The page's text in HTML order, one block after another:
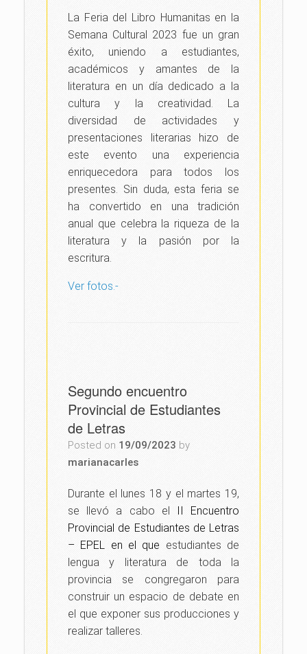
La Feria del Libro Humanitas en la
Semana Cultural 2023 fue un gran
éxito, uniendo a estudiantes,
académicos y amantes de la
literatura en un día dedicado a la
cultura y la creatividad. La
diversidad de actividades y
presentaciones literarias hizo de
este evento una experiencia
enriquecedora para todos los
presentes. Sin duda, esta feria se
ha convertido en una tradición
anual que celebra la riqueza de la
literatura y la pasión por la
escritura.
Ver fotos.-
Segundo encuentro
Provincial de Estudiantes
de Letras
Posted on 19/09/2023 by
marianacarles
Durante el lunes 18 y el martes 19,
se llevó a cabo el
II Encuentro
Provincial de Estudiantes de Letras
– EPEL en el que estudiantes de
lengua y literatura de toda la
provincia se congregaron para
construir un espacio de debate en
el que exponer sus producciones y
realizar talleres.